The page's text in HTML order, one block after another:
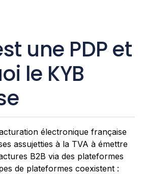
une PDP et
le KYB
électronique française
assujetties à la TVA à émettre
B2B via des plateformes
de plateformes coexistent :